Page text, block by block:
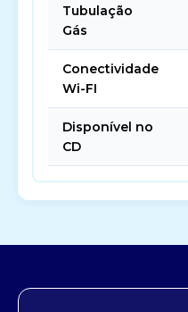
Tubulação
Gás
Conectividade
Wi-FI
Disponível no
CD